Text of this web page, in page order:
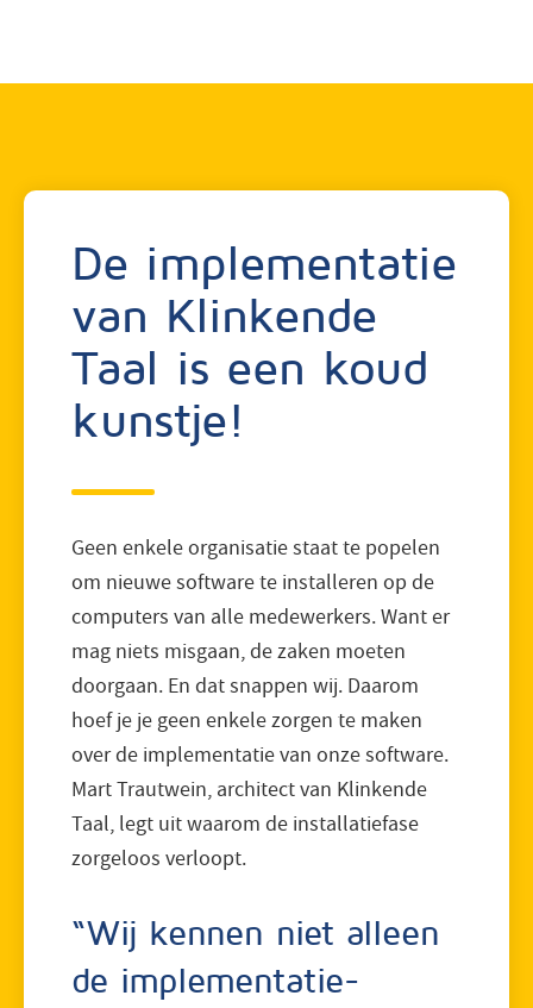
vacatures
De implementatie
van Klinkende
Taal is een koud
kunstje!
Geen enkele organisatie staat te popelen
om nieuwe software te installeren op de
computers van alle medewerkers. Want er
mag niets misgaan, de zaken moeten
doorgaan. En dat snappen wij. Daarom
hoef je je geen enkele zorgen te maken
over de implementatie van onze software.
Mart Trautwein, architect van Klinkende
Taal, legt uit waarom de installatiefase
zorgeloos verloopt.
“Wij kennen niet alleen
de implementatie-